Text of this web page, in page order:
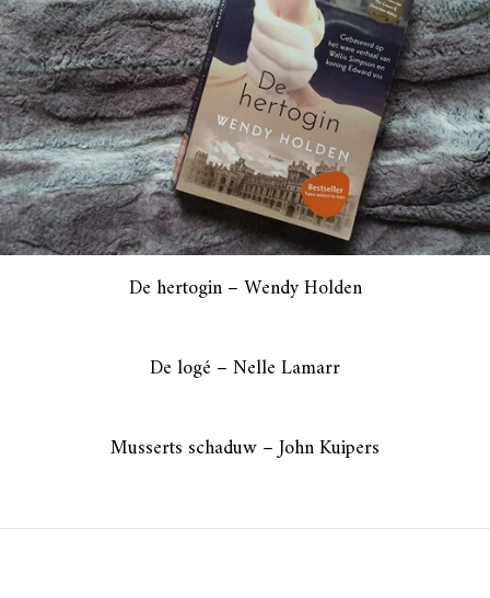
De hertogin – Wendy Holden
De logé – Nelle Lamarr
Musserts schaduw – John Kuipers